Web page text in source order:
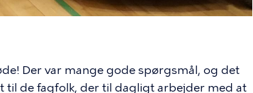
Der var mange gode spørgsmål, og det
til de fagfolk, der til dagligt arbejder med at